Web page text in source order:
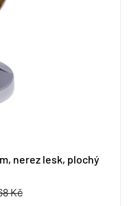
nerez lesk, plochý
Kč